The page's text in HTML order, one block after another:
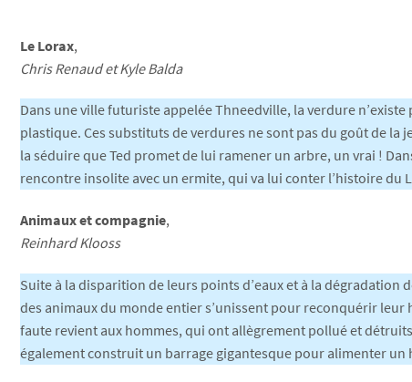
Le Lorax,
Chris Renaud et Kyle Balda
Dans une ville futuriste appelée Thneedville, la verdure n’existe
plastique. Ces substituts de verdures ne sont pas du goût de la
la séduire que Ted promet de lui ramener un arbre, un vrai !
rencontre insolite avec un ermite, qui va lui conter l’histoire du
Animaux et compagnie,
Reinhard Klooss
Suite à la disparition de leurs points d’eaux et à la dégradation
des animaux du monde entier s’unissent pour reconquérir leur
faute revient aux hommes, qui ont allègrement pollué et
également construit un barrage gigantesque pour alimenter un